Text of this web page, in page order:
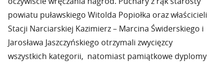
powiatu puławskiego Witolda Popiołka oraz właścicieli
Stacji Narciarskiej Kazimierz – Marcina Świderskiego i
Jarosława Jaszczyńskiego otrzymali zwycięzcy
wszystkich kategorii, natomiast pamiątkowe dyplomy